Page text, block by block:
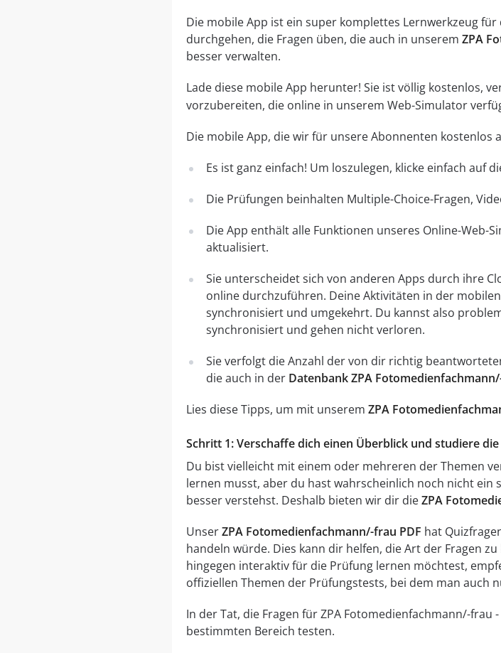
Die mobile App ist ein super komplettes Lernwerkzeug für
durchgehen, die Fragen üben, die auch in unserem ZPA
besser verwalten.
Lade diese mobile App herunter! Sie ist völlig kostenlos,
vorzubereiten, die online in unserem Web-Simulator
Die mobile App, die wir für unsere Abonnenten kostenlos
Es ist ganz einfach! Um loszulegen, klicke einfach auf
Die Prüfungen beinhalten Multiple-Choice-Fragen,
Die App enthält alle Funktionen unseres Online-
aktualisiert.
Sie unterscheidet sich von anderen Apps durch ihre
online durchzuführen. Deine Aktivitäten in der
synchronisiert und umgekehrt. Du kannst also
synchronisiert und gehen nicht verloren.
Sie verfolgt die Anzahl der von dir richtig
die auch in der Datenbank ZPA
Lies diese Tipps, um mit unserem ZPA
Schritt 1: Verschaffe dich einen Überblick und studiere
Du bist vielleicht mit einem oder mehreren der Themen
lernen musst, aber du hast wahrscheinlich noch nicht ein
besser verstehst. Deshalb bieten wir dir dieZPA
UnserZPA Fotomedienfachmann/-frau PDF hat
handeln würde. Dies kann dir helfen, die Art der Fragen
hingegen interaktiv für die Prüfung lernen möchtest,
offiziellen Themen der Prüfungstests, bei dem man auch
In der Tat, die Fragen für ZPA Fotomedienfachmann/-
bestimmten Bereich testen.